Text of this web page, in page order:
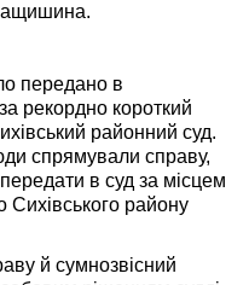
передано в
рекордно короткий
районний суд.
спрямували справу,
в суд за місцем
Сихівського району
й сумнозвісний